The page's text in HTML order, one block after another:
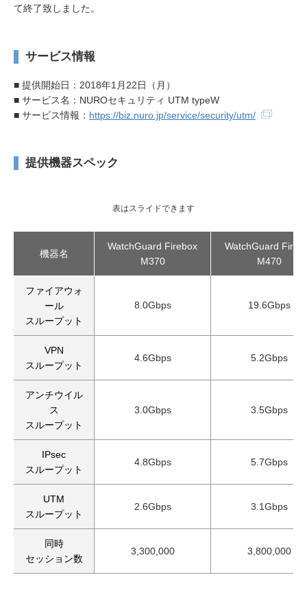
て終了致しました。
サービス情報
■ 提供開始日：2018年1月22日（月）
■ サービス名：NUROセキュリティ UTM typeW
■ サービス情報： https://biz.nuro.jp/service/security/utm/
提供機器スペック
表はスライドできます
機器名
WatchGuard Firebox
M370
WatchGuard
M470
ファイアウォ
ール
スループット
8.0Gbps 19.6Gbps
VPN
スループット
4.6Gbps 5.2Gbps
アンチウイル
ス
スループット
3.0Gbps 3.5Gbps
IPsec
スループット
4.8Gbps 5.7Gbps
UTM
スループット
2.6Gbps 3.1Gbps
同時
セッション数
3,300,000 3,800,000